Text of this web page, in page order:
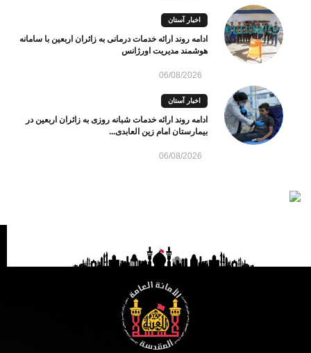
اخبار آستان
ادامه روند ارائه خدمات درمانی به زائران اربعین با سامانه
هوشمند مدیریت اورژانس
06/08/2026
اخبار آستان
ادامه روند ارائه خدمات شبانه روزی به زائران اربعین در
بیمارستان امام زین العابدی...
06/08/2026